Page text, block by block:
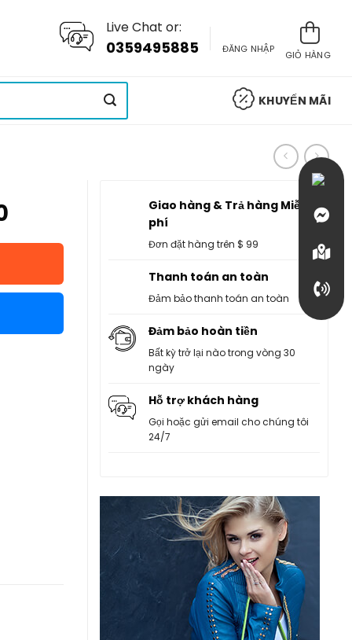
Live Chat or:
0359495885 ĐĂNG NHẬP
GIỎ HÀNG
KHUYẾN MÃI
Giao hàng & Trả hàng Miễn
phí
Đơn đặt hàng trên $ 99
Thanh toán an toàn
Đảm bảo thanh toán an toàn
Đảm bảo hoàn tiền
Bất kỳ trở lại nào trong vòng 30
ngày
Hỗ trợ khách hàng
Gọi hoặc gửi email cho chúng tôi
24/7